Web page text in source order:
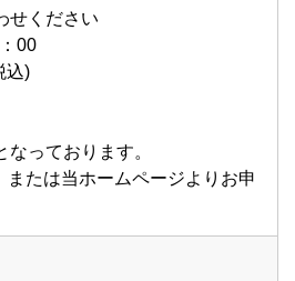
せください
00
込)
っております。
または当ホームページよりお申